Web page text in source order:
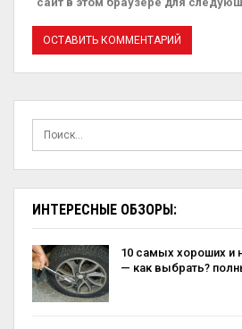
ИНТЕРЕСНЫЕ ОБЗОРЫ:
10 самых хороших и
— как выбрать?